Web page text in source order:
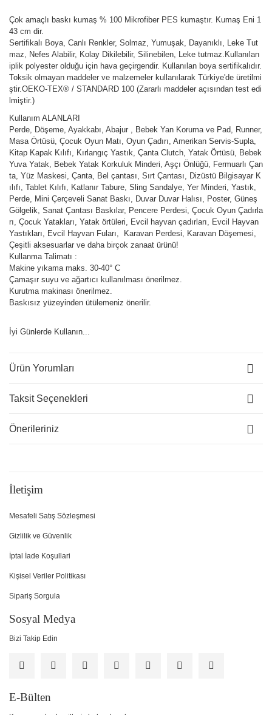
Çok amaçlı baskı kumaş % 100 Mikrofiber PES kumaştır. Kumaş Eni 1
43 cm dir.
Sertifikalı Boya, Canlı Renkler, Solmaz, Yumuşak, Dayanıklı, Leke Tut
maz, Nefes Alabilir, Kolay Dikilebilir, Silinebilen, Leke tutmaz.Kullanılan
iplik polyester olduğu için hava geçirgendir. Kullanılan boya sertifikalıdır.
Toksik olmayan maddeler ve malzemeler kullanılarak Türkiye'de üretilmi
ştir.OEKO-TEX® / STANDARD 100 (Zararlı maddeler açısından test edi
lmiştir.)
Kullanım ALANLARI
Perde, Döşeme, Ayakkabı, Abajur , Bebek Yan Koruma ve Pad, Runner,
Masa Örtüsü, Çocuk Oyun Matı, Oyun Çadırı, Amerikan Servis-Supla,
Kitap Kapak Kılıfı, Kırlangıç Yastık, Çanta Clutch, Yatak Örtüsü, Bebek
Yuva Yatak, Bebek Yatak Korkuluk Minderi, Aşçı Önlüğü, Fermuarlı Çan
ta, Yüz Maskesi, Çanta, Bel çantası, Sırt Çantası, Dizüstü Bilgisayar K
ılıfı, Tablet Kılıfı, Katlanır Tabure, Sling Sandalye, Yer Minderi, Yastık,
Perde, Mini Çerçeveli Sanat Baskı, Duvar Duvar Halısı, Poster, Güneş
Gölgelik, Sanat Çantası Baskılar, Pencere Perdesi, Çocuk Oyun Çadırla
rı, Çocuk Yatakları, Yatak örtüleri, Evcil hayvan çadırları, Evcil Hayvan
Yastıkları, Evcil Hayvan Fuları, Karavan Perdesi, Karavan Döşemesi,
Çeşitli aksesuarlar ve daha birçok zanaat ürünü!
Kullanma Talimatı :
Makine yıkama maks. 30-40° C
Çamaşır suyu ve ağartıcı kullanılması önerilmez.
Kurutma makinası önerilmez.
Baskısız yüzeyinden ütülemeniz önerilir.
İyi Günlerde Kullanın...
Ürün Yorumları
Taksit Seçenekleri
Önerileriniz
İletişim
Mesafeli Satış Sözleşmesi
Gizlilik ve Güvenlik
İptal İade Koşullari
Kişisel Veriler Politikası
Sipariş Sorgula
Sosyal Medya
Bizi Takip Edin
E-Bülten